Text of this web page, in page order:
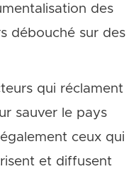
des
débouché sur des
qui réclament
sauver le pays
ceux qui
et diffusent